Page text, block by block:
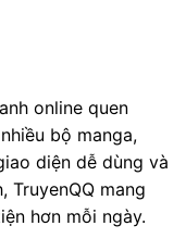
online quen
bộ manga,
diện dễ dùng và
TruyenQQ mang
hơn mỗi ngày.